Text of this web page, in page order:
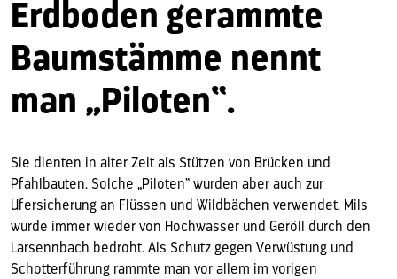
Erdboden gerammte
Baumstämme nennt
man „Piloten“.
Sie dienten in alter Zeit als Stützen von Brücken und
Pfahlbauten. Solche „Piloten“ wurden aber auch zur
Ufersicherung an Flüssen und Wildbächen verwendet. Mils
wurde immer wieder von Hochwasser und Geröll durch den
Larsennbach bedroht. Als Schutz gegen Verwüstung und
Schotterführung rammte man vor allem im vorigen